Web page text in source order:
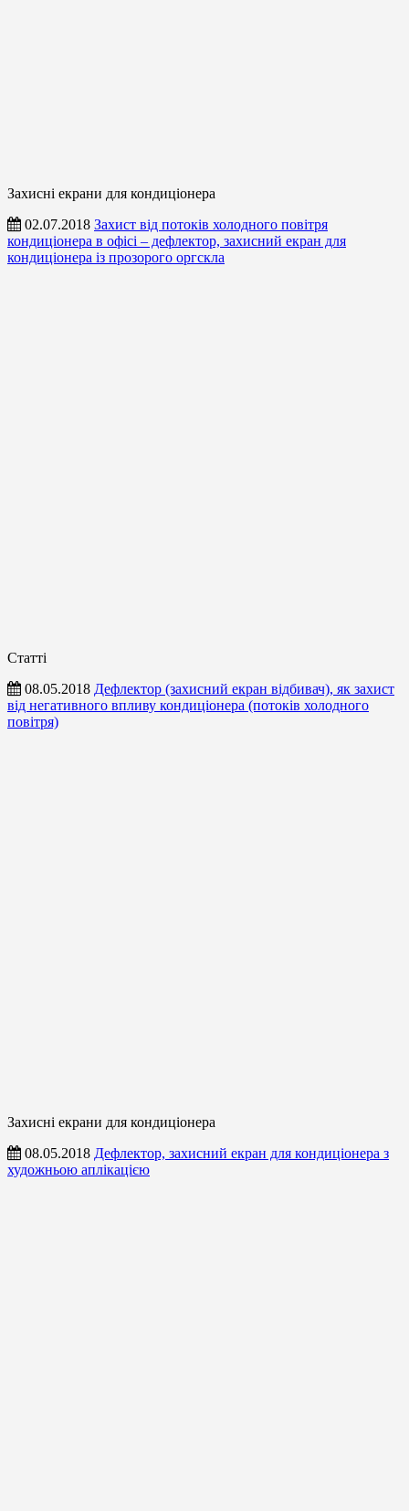
Захисні екрани для кондиціонера
02.07.2018 Захист від потоків холодного повітря
кондиціонера в офісі – дефлектор, захисний екран для
кондиціонера із прозорого оргскла
Статті
08.05.2018 Дефлектор (захисний екран відбивач), як захист
від негативного впливу кондиціонера (потоків холодного
повітря)
Захисні екрани для кондиціонера
08.05.2018 Дефлектор, захисний екран для кондиціонера з
художньою аплікацією